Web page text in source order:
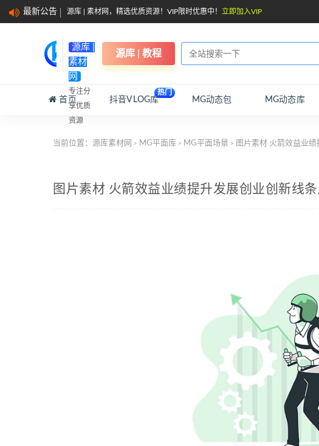
最新公告 源库 | 素材网，精选优质资源！VIP限时优惠中！ 立即加入VIP
源库 |
素材
网
专注分
享优质
资源
源库 | 教程
首页 抖音VLOG库
热门
MG动态包 MG动态库
当前位置： 源库素材网 > MG平面库 > MG平面场景 > 图片素材 火箭效益业
图片素材 火箭效益业绩提升发展创业创新线